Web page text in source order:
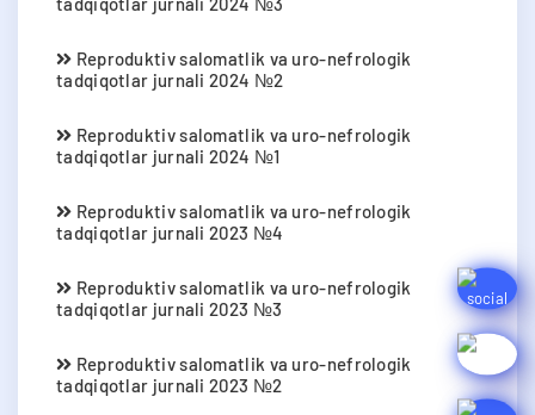
Reproduktiv salomatlik va uro-nefrologik
tadqiqotlar jurnali 2024 №2
Reproduktiv salomatlik va uro-nefrologik
tadqiqotlar jurnali 2024 №1
Reproduktiv salomatlik va uro-nefrologik
tadqiqotlar jurnali 2023 №4
Reproduktiv salomatlik va uro-nefrologik
tadqiqotlar jurnali 2023 №3
Reproduktiv salomatlik va uro-nefrologik
tadqiqotlar jurnali 2023 №2